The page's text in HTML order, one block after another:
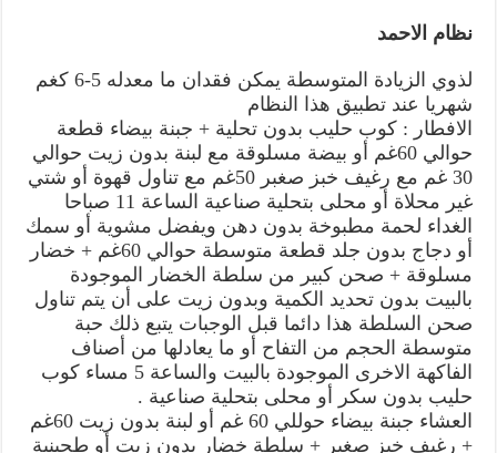
نظام الاحمد
لذوي الزيادة المتوسطة يمكن فقدان ما معدله 5-6 كغم
شهريا عند تطبيق هذا النظام
الافطار : كوب حليب بدون تحلية + جبنة بيضاء قطعة
حوالي 60غم أو بيضة مسلوقة مع لبنة بدون زيت حوالي
30 غم مع رغيف خبز صغبر 50غم مع تناول قهوة أو شتي
غير محلاة أو محلى بتحلية صناعية الساعة 11 صباحا
الغداء لحمة مطبوخة بدون دهن ويفضل مشوية أو سمك
أو دجاج بدون جلد قطعة متوسطة حوالي 60غم + خضار
مسلوقة + صحن كبير من سلطة الخضار الموجودة
بالبيت بدون تحديد الكمية وبدون زيت على أن يتم تناول
صحن السلطة هذا دائما قبل الوجبات يتبع ذلك حبة
متوسطة الحجم من التفاح أو ما يعادلها من أصناف
الفاكهة الاخرى الموجودة بالبيت والساعة 5 مساء كوب
حليب بدون سكر أو محلى بتحلية صناعية .
العشاء جبنة بيضاء حوللي 60 غم أو لبنة بدون زيت 60غم
+ رغيف خبز صغير + سلطة خضار بدون زيت أو طحينية